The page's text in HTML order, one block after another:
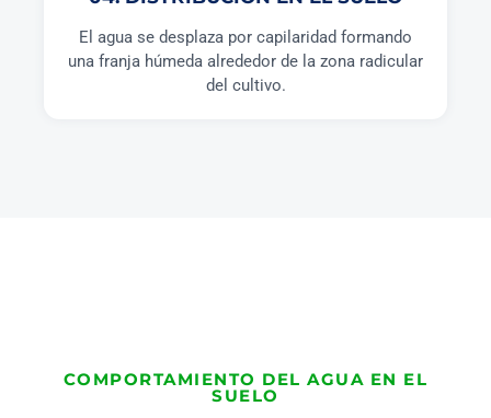
El agua se desplaza por capilaridad formando
una franja húmeda alrededor de la zona radicular
del cultivo.
COMPORTAMIENTO DEL AGUA EN EL
SUELO